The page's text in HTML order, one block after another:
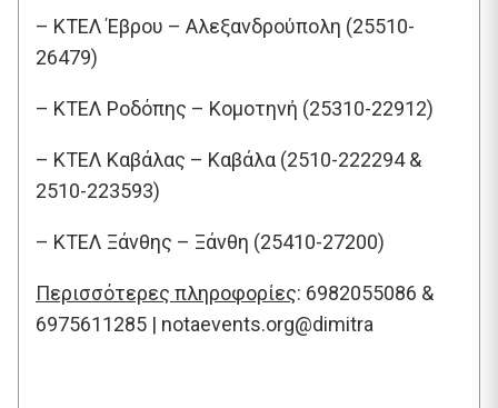
– ΚΤΕΛ Έβρου – Αλεξανδρούπολη (25510-
26479)
– ΚΤΕΛ Ροδόπης – Κομοτηνή (25310-22912)
– ΚΤΕΛ Καβάλας – Καβάλα (2510-222294 &
2510-223593)
– ΚΤΕΛ Ξάνθης – Ξάνθη (25410-27200)
Περισσότερες πληροφορίες: 6982055086 &
6975611285 | notaevents.org@dimitra